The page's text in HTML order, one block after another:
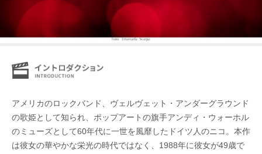
アメリカのロックバンド、ヴェルヴェット・アンダーグラウンド
の歌姫として知られ、ポップアートの旗手アンディ・ウォーホル
のミューズとして60年代に一世を風靡したドイツ人のニコ。本作
は彼女の華やかな栄光の時代ではなく、1988年に彼女が49歳で